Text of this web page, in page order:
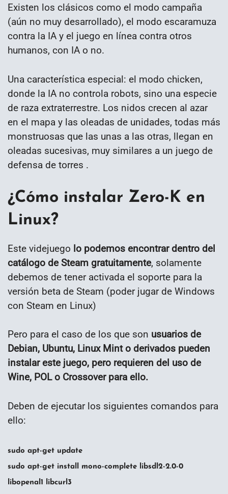
Existen los clásicos como el modo campaña
(aún no muy desarrollado), el modo escaramuza
contra la IA y el juego en línea contra otros
humanos, con IA o no.
Una característica especial: el modo chicken,
donde la IA no controla robots, sino una especie
de raza extraterrestre. Los nidos crecen al azar
en el mapa y las oleadas de unidades, todas más
monstruosas que las unas a las otras, llegan en
oleadas sucesivas, muy similares a un juego de
defensa de torres .
¿Cómo instalar Zero-K en
Linux?
Este videjuego lo podemos encontrar dentro del
catálogo de Steam gratuitamente, solamente
debemos de tener activada el soporte para la
versión beta de Steam (poder jugar de Windows
con Steam en Linux)
Pero para el caso de los que son usuarios de
Debian, Ubuntu, Linux Mint o derivados pueden
instalar este juego, pero requieren del uso de
Wine, POL o Crossover para ello.
Deben de ejecutar los siguientes comandos para
ello:
sudo apt-get update
sudo apt-get install mono-complete libsdl2-2.0-0
libopenal1 libcurl3